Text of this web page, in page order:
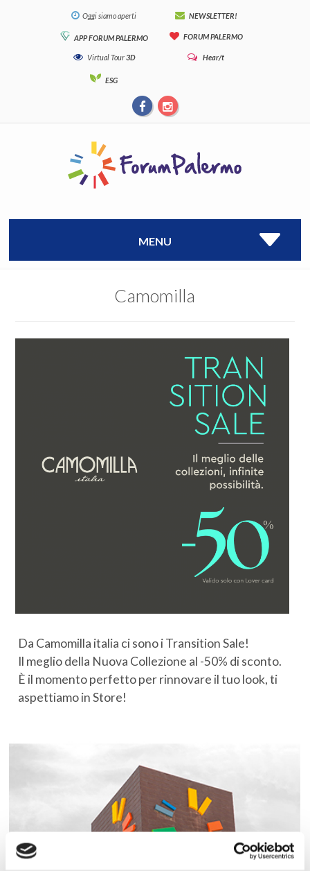
Oggi siamo aperti NEWSLETTER!
APP FORUM PALERMO FORUM PALERMO
Virtual Tour3D Hear/t
ESG
MENU
Camomilla
Da Camomilla italia ci sono i Transition Sale!
Il meglio della Nuova Collezione al -50% di sconto.
È il momento perfetto per rinnovare il tuo look, ti
aspettiamo in Store!